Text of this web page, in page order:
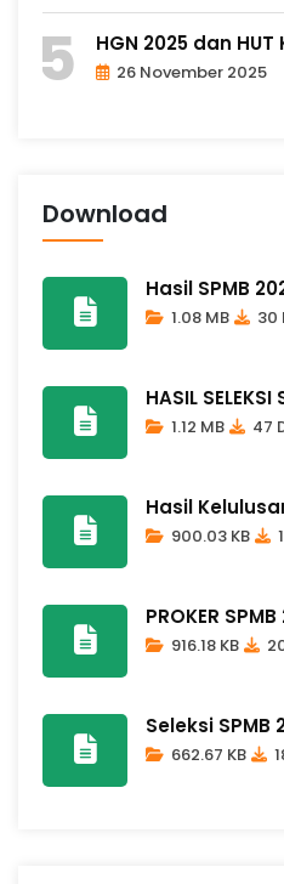
HGN 2025 dan HUT
26 November 2025
Download
Hasil SPMB
1.08 MB 30
HASIL
1.12 MB 47
Hasil
900.03 KB
PROKER
916.18 KB
Seleksi SPMB
662.67 KB